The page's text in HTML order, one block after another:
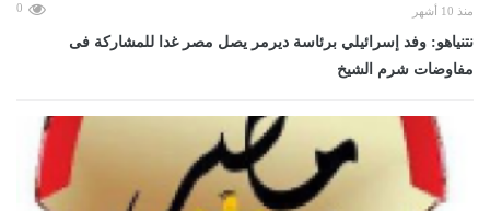
منذ 10 أشهر 0
نتنياهو: وفد إسرائيلي برئاسة ديرمر يصل مصر غدا للمشاركة فى
مفاوضات شرم الشيخ